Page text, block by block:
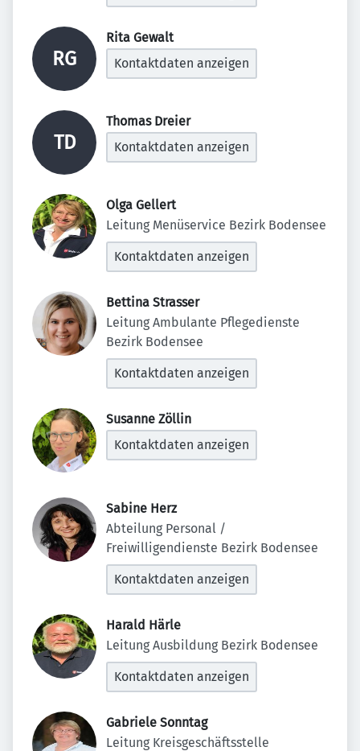
RG
Rita Gewalt
Kontaktdaten anzeigen
TD
Thomas Dreier
Kontaktdaten anzeigen
Olga Gellert
Leitung Menüservice Bezirk Bodensee
Kontaktdaten anzeigen
Bettina Strasser
Leitung Ambulante Pflegedienste
Bezirk Bodensee
Kontaktdaten anzeigen
Susanne Zöllin
Kontaktdaten anzeigen
Sabine Herz
Abteilung Personal /
Freiwilligendienste Bezirk Bodensee
Kontaktdaten anzeigen
Harald Härle
Leitung Ausbildung Bezirk Bodensee
Kontaktdaten anzeigen
Gabriele Sonntag
Leitung Kreisgeschäftsstelle